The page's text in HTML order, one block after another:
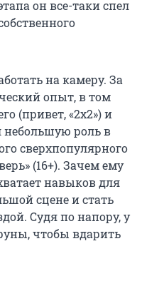
он все-таки спел
на камеру. За
опыт, в том
(привет, «2х2») и
небольшую роль в
сверхпопулярного
(16+). Зачем ему
навыков для
сцене и стать
Судя по напору, у
чтобы вдарить